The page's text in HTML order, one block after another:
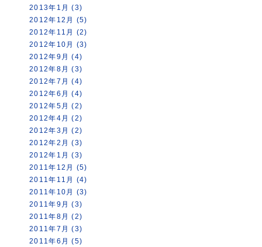
2013年1月 (3)
2012年12月 (5)
2012年11月 (2)
2012年10月 (3)
2012年9月 (4)
2012年8月 (3)
2012年7月 (4)
2012年6月 (4)
2012年5月 (2)
2012年4月 (2)
2012年3月 (2)
2012年2月 (3)
2012年1月 (3)
2011年12月 (5)
2011年11月 (4)
2011年10月 (3)
2011年9月 (3)
2011年8月 (2)
2011年7月 (3)
2011年6月 (5)